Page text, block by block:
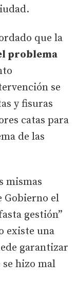
que la
problema
se
y fisuras
catas para
de las
mismas
Gobierno el
gestión”
existe una
garantizar
se hizo mal